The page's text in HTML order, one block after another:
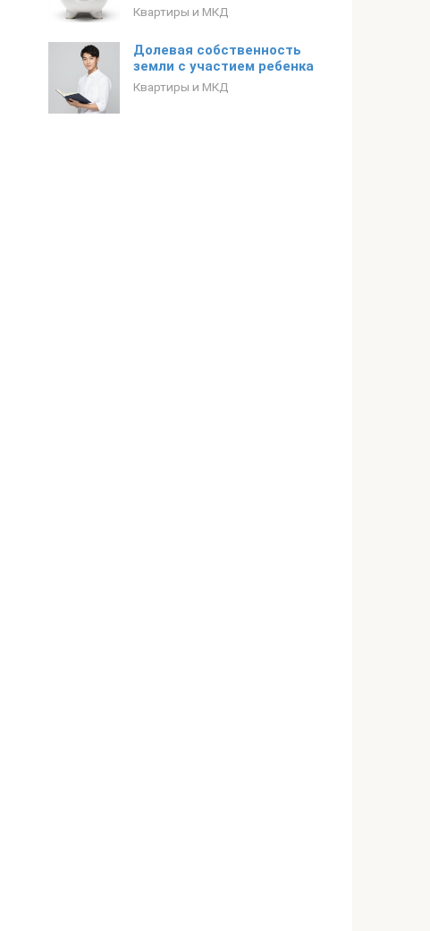
Квартиры и МКД
Долевая собственность
земли с участием ребенка
Квартиры и МКД